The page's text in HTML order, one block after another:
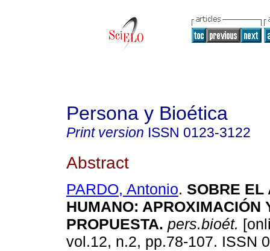
Persona y Bioética
Print version ISSN 0123-3122
Abstract
PARDO, Antonio. SOBRE EL
HUMANO: APROXIMACIÓN
PROPUESTA. pers.bioét.
vol.12, n.2, pp.78-107. ISSN